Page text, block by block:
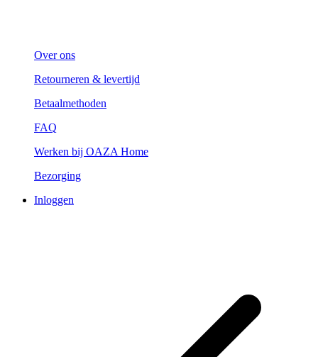
Over ons
Retourneren & levertijd
Betaalmethoden
FAQ
Werken bij OAZA Home
Bezorging
Inloggen